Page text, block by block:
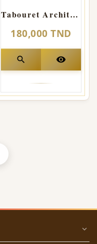
Tabouret Architecte confort
180,000 TND
search visibility
expand_more